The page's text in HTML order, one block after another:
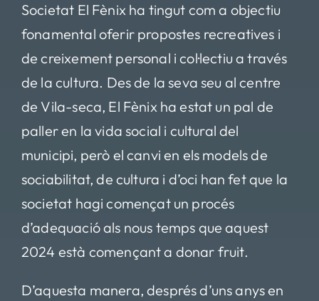
Societat El Fènix ha tingut com a objectiu
fonamental oferir propostes recreatives i
de creixement personal i col·lectiu a través
de la cultura. Des de la seva seu al centre
de Vila-seca, El Fènix ha estat un pal de
paller en la vida social i cultural del
municipi, però el canvi en els models de
sociabilitat, de cultura i d’oci han fet que la
societat hagi començat un procés
d’adequació als nous temps que aquest
2024 està començant a donar fruit.
D’aquesta manera, després d’uns anys en